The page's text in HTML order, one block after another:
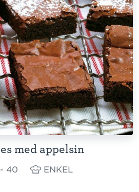
med appelsin
40 ENKEL